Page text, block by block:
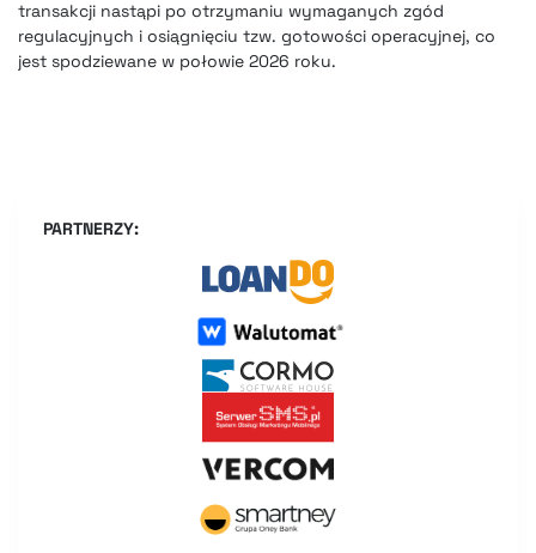
transakcji nastąpi po otrzymaniu wymaganych zgód
regulacyjnych i osiągnięciu tzw. gotowości operacyjnej, co
jest spodziewane w połowie 2026 roku.
PARTNERZY: